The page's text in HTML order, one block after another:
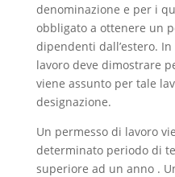
denominazione e per i
obbligato a ottenere un
dipendenti dall’estero.
lavoro deve dimostrare
viene assunto per tale
designazione.
Un permesso di lavoro
determinato periodo di
superiore ad un anno .